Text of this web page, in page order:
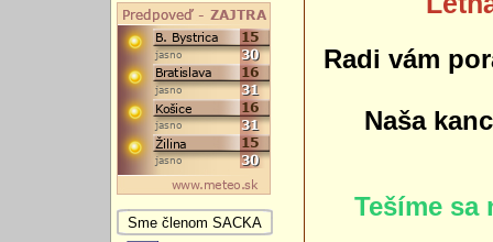
Radi vám
Naša
Tešíme sa
Sme členom SACKA